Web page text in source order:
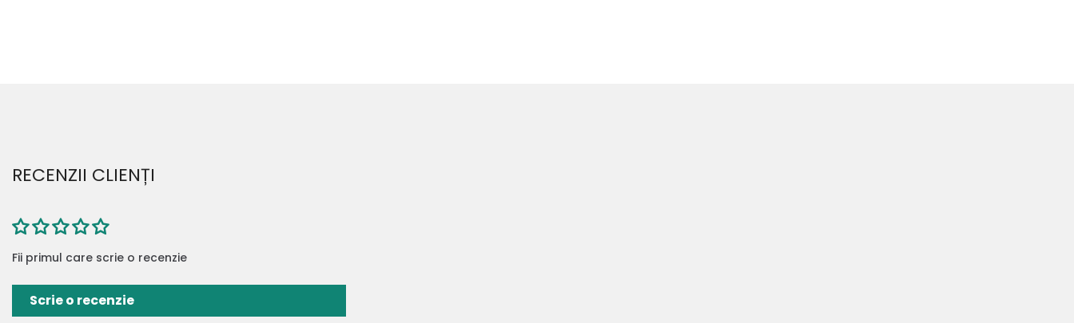
RECENZII CLIENȚI
Fii primul care scrie o recenzie
Scrie o recenzie